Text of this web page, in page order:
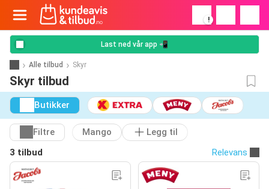
!
Last ned vår app 📲
Alle tilbud Skyr
Skyr tilbud
Butikker
Filtre Mango
Legg til
3 tilbud
Relevans